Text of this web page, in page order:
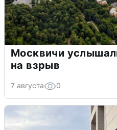
Москвичи
на взрыв
7 августа 0